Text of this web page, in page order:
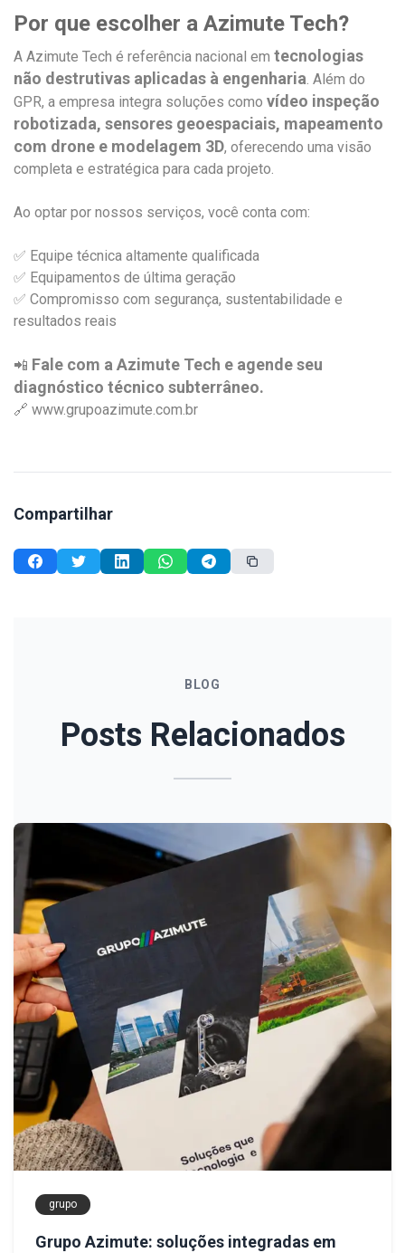
Por que escolher a Azimute Tech?
A Azimute Tech é referência nacional em tecnologias
não destrutivas aplicadas à engenharia . Além do
GPR, a empresa integra soluções como vídeo inspeção
robotizada, sensores geoespaciais, mapeamento
com drone e modelagem 3D, oferecendo uma visão
completa e estratégica para cada projeto.
Ao optar por nossos serviços, você conta com:
✅ Equipe técnica altamente qualificada
✅ Equipamentos de última geração
✅ Compromisso com segurança, sustentabilidade e
resultados reais
📲 Fale com a Azimute Tech e agende seu
diagnóstico técnico subterrâneo.
🔗 www.grupoazimute.com.br
Compartilhar
BLOG
Posts Relacionados
grupo
Grupo Azimute: soluções integradas em